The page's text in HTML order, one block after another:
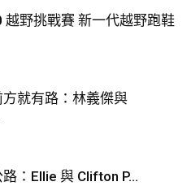
越野挑戰賽 新一代越野跑鞋
就有路：林義傑與
：Ellie 與 Clifton P...